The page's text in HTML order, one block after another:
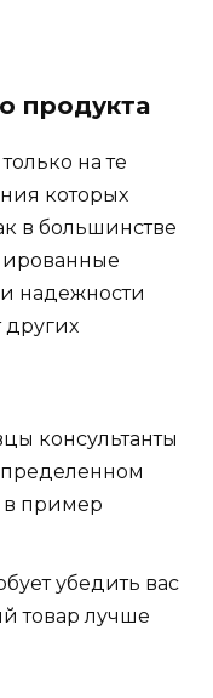
продукта
на те
которых
в большинстве
надежности
других
консультанты
в пример
убедить вас
товар лучше